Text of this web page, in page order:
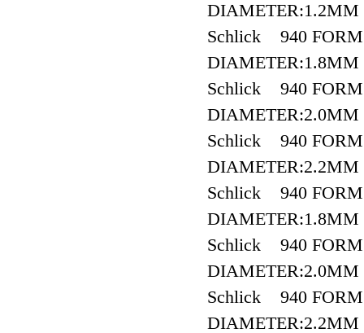
DIAMETER:1.2MM
Schlick 940 FORM
DIAMETER:1.8MM
Schlick 940 FORM
DIAMETER:2.0MM
Schlick 940 FORM
DIAMETER:2.2MM
Schlick 940 FORM
DIAMETER:1.8MM
Schlick 940 FORM
DIAMETER:2.0MM
Schlick 940 FORM
DIAMETER:2.2MM